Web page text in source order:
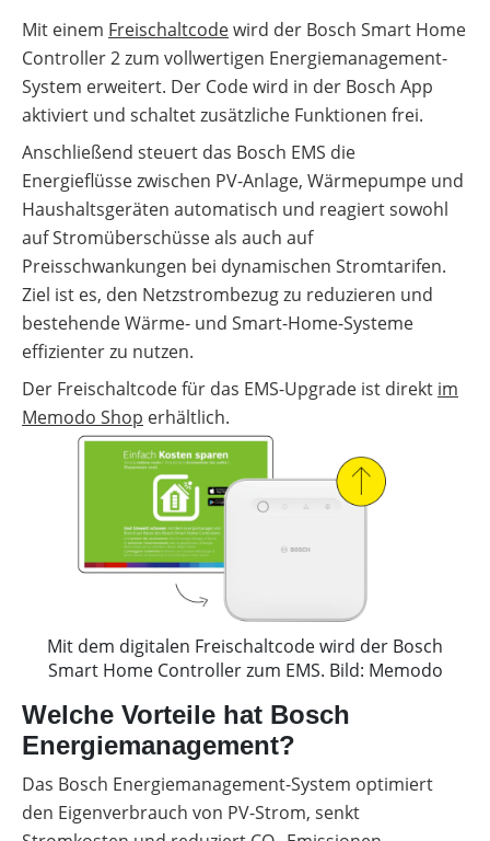
Mit einem Freischaltcodewird der Bosch Smart Home
Controller 2 zum vollwertigen Energiemanagement-
System erweitert. Der Code wird in der Bosch App
aktiviert und schaltet zusätzliche Funktionen frei.
Anschließend steuert das Bosch EMS die
Energieflüsse zwischen PV-Anlage, Wärmepumpe und
Haushaltsgeräten automatisch und reagiert sowohl
auf Stromüberschüsse als auch auf
Preisschwankungen bei dynamischen Stromtarifen.
Ziel ist es, den Netzstrombezug zu reduzieren und
bestehende Wärme- und Smart-Home-Systeme
effizienter zu nutzen.
Der Freischaltcode für das EMS-Upgrade ist direkt im
Memodo Shop erhältlich.
Mit dem digitalen Freischaltcode wird der Bosch
Smart Home Controller zum EMS. Bild: Memodo
Welche Vorteile hat Bosch
Energiemanagement?
Das Bosch Energiemanagement-System optimiert
den Eigenverbrauch von PV-Strom, senkt